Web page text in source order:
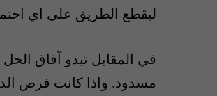
ليقطع الطريق على اي
في المقابل تبدو آفاق الحل
مسدود. واذا كانت فرص